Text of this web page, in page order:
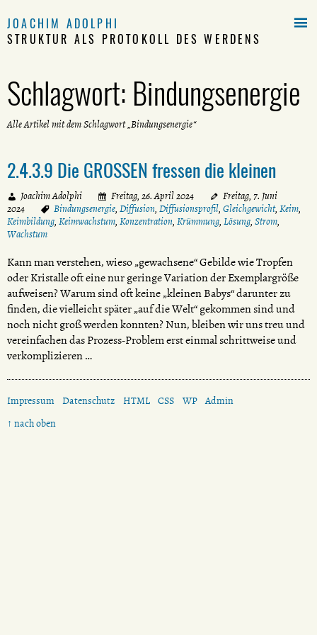
JOACHIM ADOLPHI
STRUKTUR ALS PROTOKOLL DES WERDENS
Schlagwort: Bindungsenergie
Alle Artikel mit dem Schlagwort „Bindungsenergie“
2.4.3.9 Die GROSSEN fressen die kleinen
Joachim Adolphi Freitag, 26. April 2024
Freitag, 7. Juni
2024
Bindungsenergie, Diffusion, Diffusionsprofil, Gleichgewicht, Keim,
Keimbildung, Keimwachstum, Konzentration, Krümmung, Lösung, Strom,
Wachstum
Kann man verstehen, wieso „gewachsene“ Gebilde wie Tropfen
oder Kristalle oft eine nur geringe Variation der Exemplargröße
aufweisen? Warum sind oft keine „kleinen Babys“ darunter zu
finden, die vielleicht später „auf die Welt“ gekommen sind und
noch nicht groß werden konnten? Nun, bleiben wir uns treu und
vereinfachen das Prozess-Problem erst einmal schrittweise und
verkomplizieren …

Impressum Datenschutz HTML CSS WP Admin
↑ nach oben